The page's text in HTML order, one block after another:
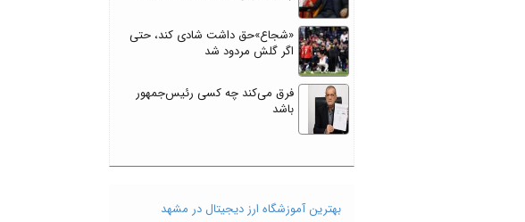
«شجاع»حق داشت شادی کند، حتی
اگر گلش مردود شد
فرق می‌کند چه کسی رئیس‌جمهور
باشد
بهترین آموزشگاه ارز دیجیتال در مشهد